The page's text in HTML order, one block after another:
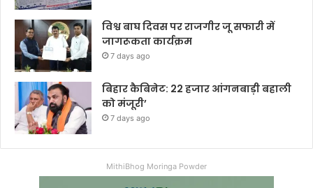
विश्व बाघ दिवस पर राजगीर जू सफारी में
जागरूकता कार्यक्रम
7 days ago
बिहार कैबिनेट: 22 हजार आंगनबाड़ी बहाली
को मंजूरी’
7 days ago
MithiBhog Moringa Powder